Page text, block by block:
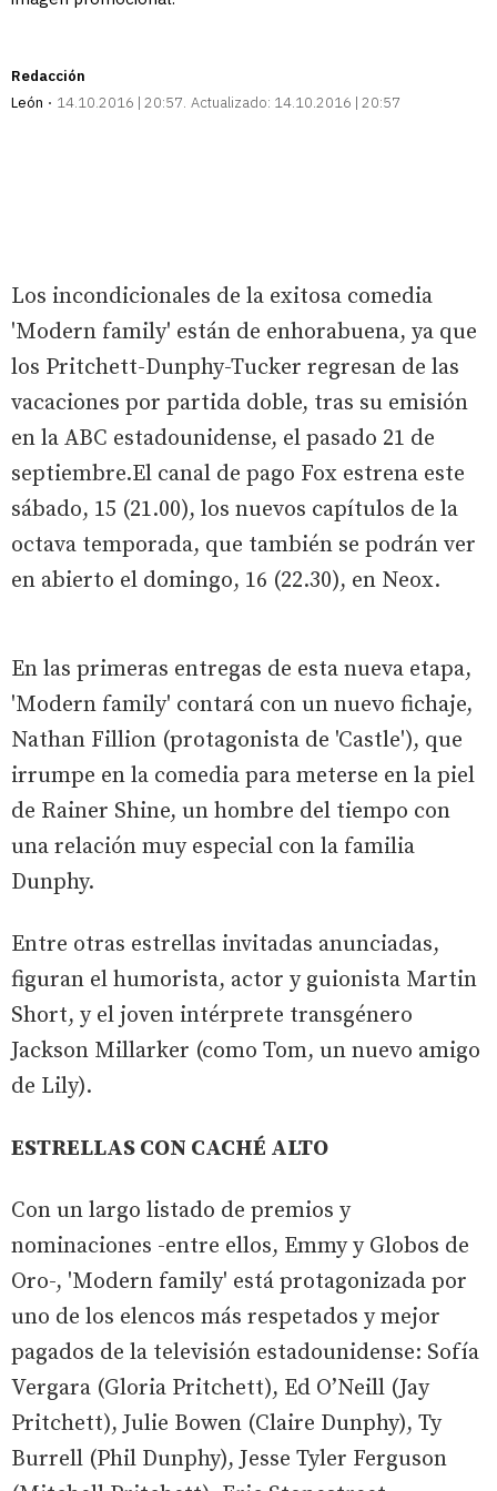
Redacción
León
14.10.2016 | 20:57 Actualizado: 14.10.2016 | 20:57
Los incondicionales de la exitosa comedia
'Modern family' están de enhorabuena, ya que
los Pritchett-Dunphy-Tucker regresan de las
vacaciones por partida doble, tras su emisión
en la ABC estadounidense, el pasado 21 de
septiembre.El canal de pago Fox estrena este
sábado, 15 (21.00), los nuevos capítulos de la
octava temporada, que también se podrán ver
en abierto el domingo, 16 (22.30), en Neox.
En las primeras entregas de esta nueva etapa,
'Modern family' contará con un nuevo fichaje,
Nathan Fillion (protagonista de 'Castle'), que
irrumpe en la comedia para meterse en la piel
de Rainer Shine, un hombre del tiempo con
una relación muy especial con la familia
Dunphy.
Entre otras estrellas invitadas anunciadas,
figuran el humorista, actor y guionista Martin
Short, y el joven intérprete transgénero
Jackson Millarker (como Tom, un nuevo amigo
de Lily).
ESTRELLAS CON CACHÉ ALTO
Con un largo listado de premios y
nominaciones -entre ellos, Emmy y Globos de
Oro-, 'Modern family' está protagonizada por
uno de los elencos más respetados y mejor
pagados de la televisión estadounidense: Sofía
Vergara (Gloria Pritchett), Ed O’Neill (Jay
Pritchett), Julie Bowen (Claire Dunphy), Ty
Burrell (Phil Dunphy), Jesse Tyler Ferguson